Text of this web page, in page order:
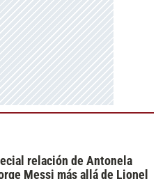
relación de Antonela
Messi más allá de Lionel